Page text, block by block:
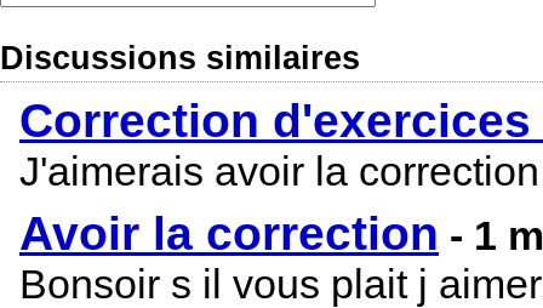
Discussions similaires
Correction
J'aimerais avoir la
Avoir la correction - 1
Bonsoir s il vous plait j